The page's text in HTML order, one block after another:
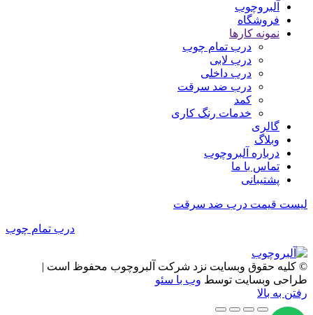
آلبروچوب
فروشگاه
نمونه کارها
درب تمام چوب
درب لابی
درب داخلی
درب ضد سرقت
کمد
خدمات رنگ کاری
گالری
وبلاگ
درباره آلبروچوب
تماس با ما
پشتیبانی
لیست قیمت درب ضد سرقت
درب تمام چوب
© کلیه حقوق وبسایت نزد شرکت آلبروچوب محفوظ است |
طراحی وبسایت توسط وب با سئو
رفتن به بالا